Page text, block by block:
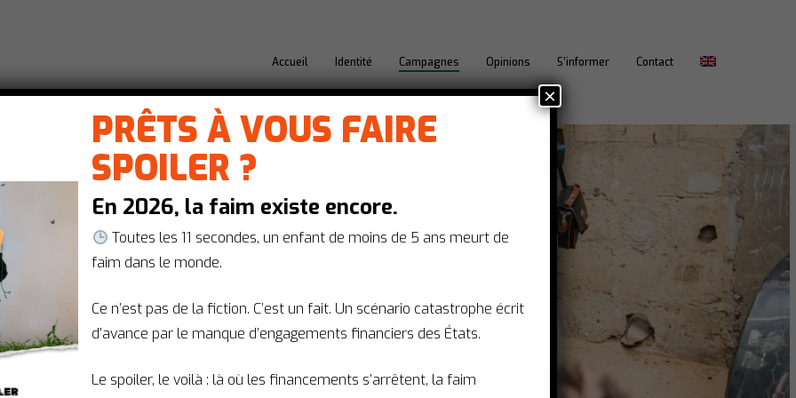
Accueil Identité Campagnes Opinions S’informer Contact
CAMPAGNES
PRÊTS À VOUS FAIRE
SPOILER ?
En 2026, la faim existe encore.
Toutes les 11 secondes, un enfant de moins de 5 ans meurt de
faim dans le monde.
Ce n’est pas de la fiction. C’est un fait. Un scénario catastrophe écrit
d’avance par le manque d’engagements financiers des États.
Le spoiler, le voilà : là où les financements s’arrêtent, la faim
×